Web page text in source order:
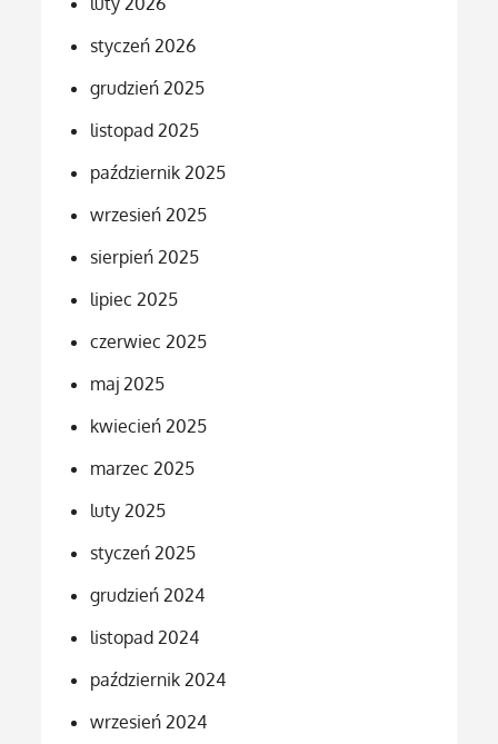
styczeń 2026
grudzień 2025
listopad 2025
październik 2025
wrzesień 2025
sierpień 2025
lipiec 2025
czerwiec 2025
maj 2025
kwiecień 2025
marzec 2025
luty 2025
styczeń 2025
grudzień 2024
listopad 2024
październik 2024
wrzesień 2024